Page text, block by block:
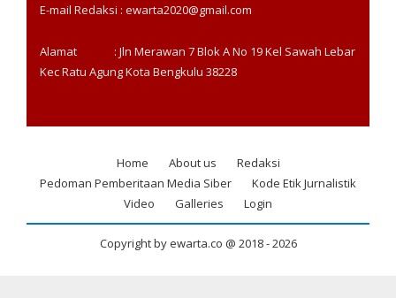
E-mail Redaksi : ewarta2020@gmail.com
Alamat : Jln Merawan 7 Blok A No 19 Kel Sawah Lebar
Kec Ratu Agung Kota Bengkulu 38228
Footer
Home About us
Redaksi
Pedoman Pemberitaan Media Siber
Kode Etik Jurnalistik
Video
Galleries Login
Copyright by ewarta.co @ 2018 -2026